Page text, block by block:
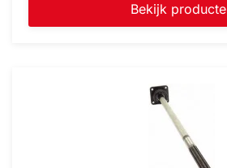
Bekijk